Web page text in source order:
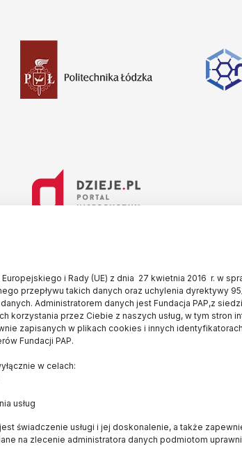
i Rady (UE) z dnia 27 kwietnia 2016 r. w
przepływu takich danych oraz uchylenia dyrektywy
Administratorem danych jest Fundacja PAP,z
korzystania przez Ciebie z naszych usług, w tym stron
zapisanych w plikach cookies i innych
Fundacji PAP.
w celach:
usług
świadczenie usługi i jej doskonalenie, a także
na zlecenie administratora danych podmiotom
dla czytelników
Nauki
(+48 22) 509 27